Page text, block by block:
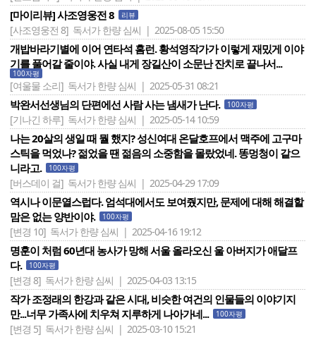
[마이리뷰] 사조영웅전 8 리뷰
[사조영웅전 8] 독서가 한량 심씨 | 2025-08-05 15:50
개밥바라기별에 이어 연타석 홈런. 황석영작가가 이렇게 재밌게 이야
기를 풀어갈 줄이야. 사실 내게 장길산이 소문난 잔치로 끝나서...
100자평
[여울물 소리] 독서가 한량 심씨 | 2025-05-31 08:21
박완서선생님의 단편에선 사람 사는 냄새가 난다. 100자평
[기나긴 하루] 독서가 한량 심씨 | 2025-05-14 10:59
나는 20살의 생일 때 뭘 했지? 성신여대 온달호프에서 맥주에 고구마
스틱을 먹었나? 젊었을 땐 젊음의 소중함을 몰랐었네. 똥멍청이 같으
니라고.
100자평
[버스데이 걸] 독서가 한량 심씨 | 2025-04-29 17:09
역시나 이문열스럽다. 엄석대에서도 보여줬지만, 문제에 대해 해결할
맘은 없는 양반이야.
100자평
[변경 10] 독서가 한량 심씨 | 2025-04-16 19:12
명훈이 처럼 60년대 농사가 망해 서울 올라오신 울 아버지가 애달프
다.
100자평
[변경 8] 독서가 한량 심씨 | 2025-04-03 13:15
작가 조정래의 한강과 같은 시대, 비슷한 여건의 인물들의 이야기지
만...너무 가족사에 치우쳐 지루하게 나아가네...
100자평
[변경 5] 독서가 한량 심씨 | 2025-03-10 15:21